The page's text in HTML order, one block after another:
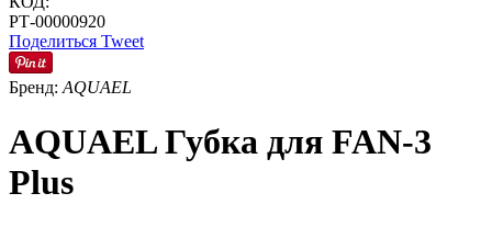
РТ-00000920
Поделиться Tweet
Бренд: AQUAEL
AQUAEL Губка для FAN-3
Plus